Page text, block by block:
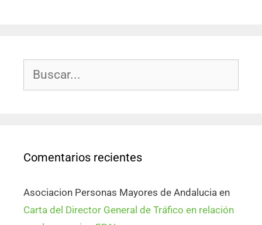
Comentarios recientes
Asociacion Personas Mayores de Andalucia en
Carta del Director General de Tráfico en relación